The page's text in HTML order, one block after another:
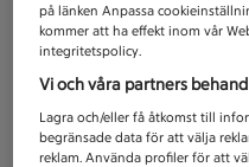
på länken Anpassa
kommer att ha effekt inom vår
integritetspolicy.
Vi och våra partners
Lagra och/eller få åtkomst till
begränsade data för att välja
reklam. Använda profiler för att